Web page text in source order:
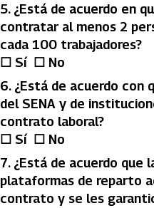
5.⁠ ⁠¿Está de acuerdo en
contratar al menos 2
cada 100 trabajadores?
☐ Sí ☐ No
6.⁠ ⁠¿Está de acuerdo con
del SENA y de
contrato laboral?
☐ Sí ☐ No
7.⁠ ⁠¿Está de acuerdo que
plataformas de reparto
contrato y se les